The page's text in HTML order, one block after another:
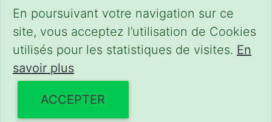
En poursuivant votre navigation sur ce
site, vous acceptez l’utilisation de Cookies
utilisés pour les statistiques de visites. En
savoir plus
ACCEPTER
CONDITIONS-
Powered by Euro Web Page